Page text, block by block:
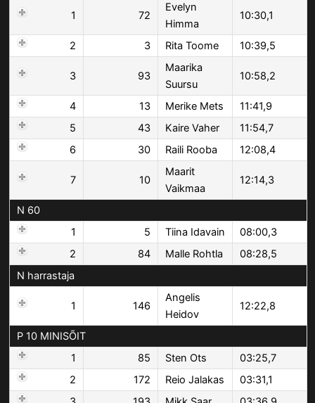
1 72
Evelyn
Himma
10:30,1
2 3 Rita Toome 10:39,5
3 93
Maarika
Suursu
10:58,2
4 13 Merike Mets
11:41,9
5
43 Kaire Vaher
11:54,7
6
30 Raili Rooba 12:08,4
7 10
Maarit
Vaikmaa
12:14,3
N 60
1
5 Tiina Idavain
08:00,3
2
84 Malle Rohtla
08:28,5
N harrastaja
1 146
Angelis
Heidov
12:22,8
P 10 MINISÕIT
1
85 Sten Ots
03:25,7
2
172 Reio Jalakas
03:31,1